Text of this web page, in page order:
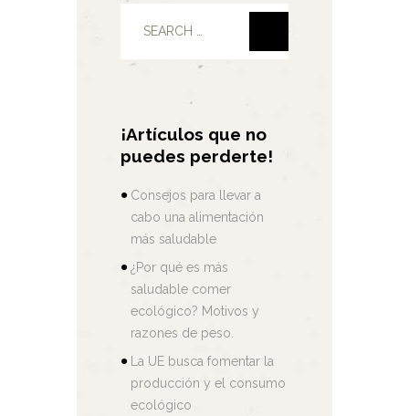
¡Artículos que no
puedes perderte!
Consejos para llevar a
cabo una alimentación
más saludable
¿Por qué es más
saludable comer
ecológico? Motivos y
razones de peso.
La UE busca fomentar la
producción y el consumo
ecológico